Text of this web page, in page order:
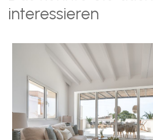
interessieren